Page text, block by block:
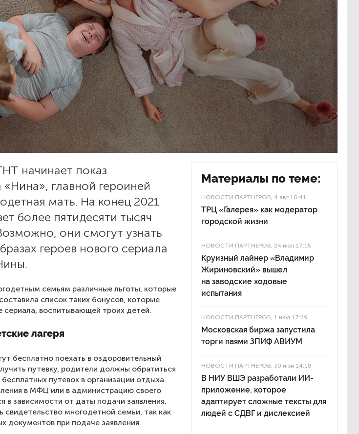
начинает показ
главной героиней
мать. На конец 2021
более пятидесяти тысяч
они смогут узнать
героев нового сериала
семьям различные льготы, которые
список таких бонусов, которые
сериала, воспитывающей троих детей.
лагеря
бесплатно поехать в оздоровительный
путевку, родители должны обратиться
путевок в организации отдыха
в МФЦ или в администрацию своего
в зависимости от даты подачи заявления.
многодетной семьи, так как
документов при подаче заявления.
Материалы по теме:
НОВОСТИ ПАРТНЕРОВ, 4 авг 16:41
ТРЦ «Галерея» как модератор
городской жизни
НОВОСТИ ПАРТНЕРОВ, 24 июл 17:15
Круизный лайнер «Владимир
Жириновский» вышел
на заводские ходовые
испытания
НОВОСТИ ПАРТНЕРОВ, 1 июл 17:29
Московская биржа запустила
торги паями ЗПИФ АВИУМ
НОВОСТИ ПАРТНЕРОВ, 30 июн 14:18
В НИУ ВШЭ разработали ИИ-
приложение, которое
адаптирует сложные тексты для
людей с СДВГ и дислексией